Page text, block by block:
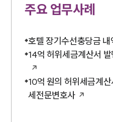
주요 업무사례
호텔 장기수선충당금
14억 허위세금계산서
10억 원의 허위세금계
세전문변호사